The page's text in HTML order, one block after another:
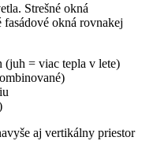
Strešné okná
okná rovnakej
(juh = viac tepla v lete)
aj vertikálny priestor